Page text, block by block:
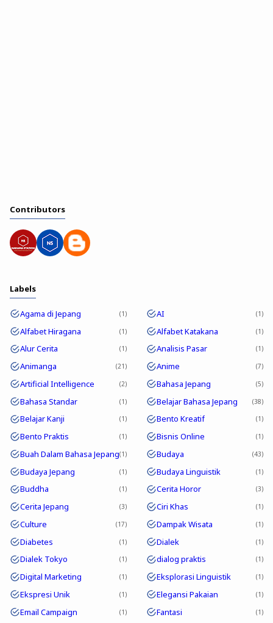
Contributors
Labels
Agama di Jepang 1 AI 1
Alfabet Hiragana 1 Alfabet Katakana 1
Alur Cerita 1 Analisis Pasar 1
Animanga 21 Anime 7
Artificial Intelligence 2 Bahasa Jepang 5
Bahasa Standar 1 Belajar Bahasa Jepang 38
Belajar Kanji 1 Bento Kreatif 1
Bento Praktis 1 Bisnis Online 1
Buah Dalam Bahasa Jepang 1 Budaya 43
Budaya Jepang 1 Budaya Linguistik 1
Buddha 1 Cerita Horor 3
Cerita Jepang 3 Ciri Khas 1
Culture 17 Dampak Wisata 1
Diabetes 1 Dialek 1
Dialek Tokyo 1 dialog praktis 1
Digital Marketing 1 Eksplorasi Linguistik 1
Ekspresi Unik 1 Elegansi Pakaian 1
Email Campaign 1 Fantasi 1